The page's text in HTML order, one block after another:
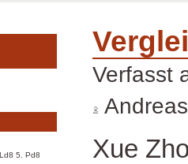
5. Pd8
Verfasst
Xue